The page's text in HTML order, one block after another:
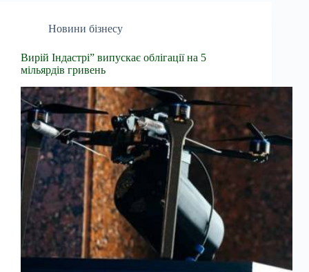
Новини бізнесу
Вирій Індастрі” випускає облігації на 5
мільярдів гривень